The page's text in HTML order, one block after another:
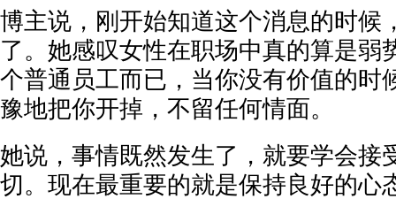
博主说，刚开始知道这个消息的时候
了。她感叹女性在职场中真的算是弱
个普通员工而已，当你没有价值的时
豫地把你开掉，不留任何情面。
她说，事情既然发生了，就要学会接
切。现在最重要的就是保持良好的心